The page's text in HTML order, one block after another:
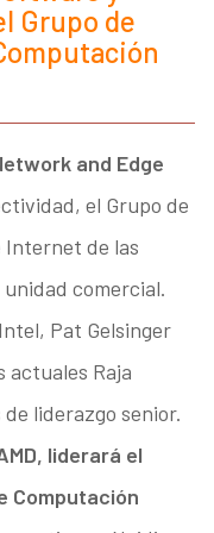
Grupo de
and Edge
el Grupo de
Internet de las
unidad comercial.
Pat Gelsinger
actuales Raja
liderazgo senior.
liderará el
Computación